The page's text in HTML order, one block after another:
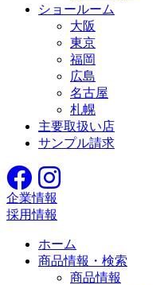
ショールーム
大阪
東京
福岡
広島
名古屋
札幌
主要取扱い店
サンプル請求
企業情報
採用情報
ホーム
商品情報・検索
商品情報